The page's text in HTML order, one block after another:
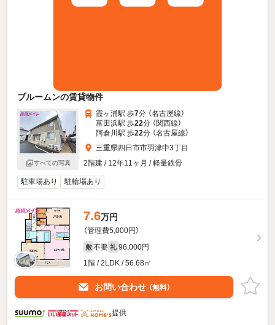
ブルームンの賃貸物件
すべての写真
霞ヶ浦駅 歩7分 （名古屋線）
富田浜駅 歩22分 （関西線）
阿倉川駅 歩22分 （名古屋線）
三重県四日市市羽津中3丁目
2階建 / 12年11ヶ月 / 軽量鉄骨
駐車場あり 駐輪場あり
7.6万円
（管理費5,000円）
敷 不要 礼 96,000円
1階 / 2LDK / 56.68㎡
お問い合わせ （無料）
提供